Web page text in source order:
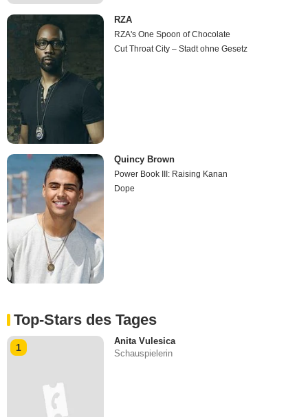
RZA
RZA's One Spoon of Chocolate
Cut Throat City – Stadt ohne Gesetz
Quincy Brown
Power Book III: Raising Kanan
Dope
Top-Stars des Tages
1
Anita Vulesica
Schauspielerin